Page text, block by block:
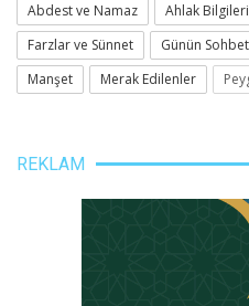
Abdest ve Namaz Ahlak Bilgileri
Farzlar ve Sünnet
Günün
Manşet
Merak Edilenler
REKLAM